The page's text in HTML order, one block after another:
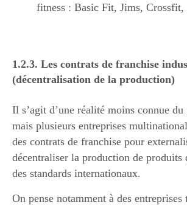
fitness : Basic Fit, Jims,
1.2.3. Les contrats de franchise
(décentralisation de la production)
Il s’agit d’une réalité moins connue
mais plusieurs entreprises
des contrats de franchise pour
décentraliser la production de produits
des standards internationaux.
On pense notamment à des entreprises